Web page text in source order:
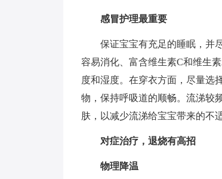
感冒护理最重要
保证宝宝有充足的睡眠，并尽
容易消化、富含维生素C和维生
度和湿度。在穿衣方面，尽量选
物，保持呼吸道的顺畅。流涕较
肤，以减少流涕给宝宝带来的不适
对症治疗，退烧有高招
物理降温